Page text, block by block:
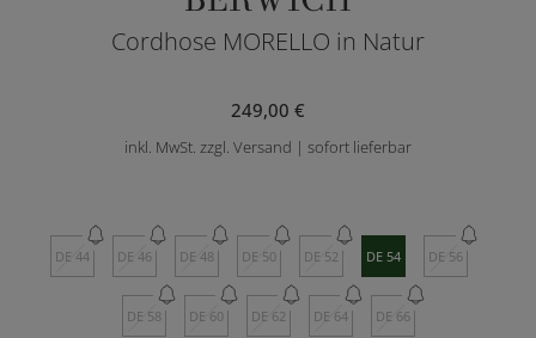
Cordhose MORELLO in Natur
249,00 €
inkl. MwSt. zzgl. Versand | sofort lieferbar
DE 44 DE 46 DE 48 DE 50 DE 52 DE 54 DE 56
DE 58 DE 60 DE 62 DE 64 DE 66